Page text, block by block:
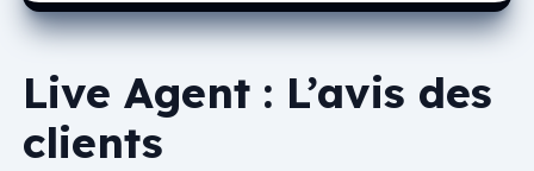
Live Agent : L’avis des
clients